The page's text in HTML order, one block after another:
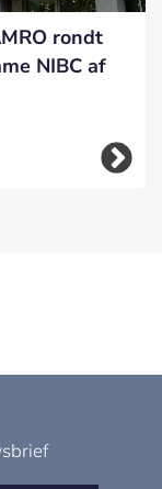
rondt
NIBC af